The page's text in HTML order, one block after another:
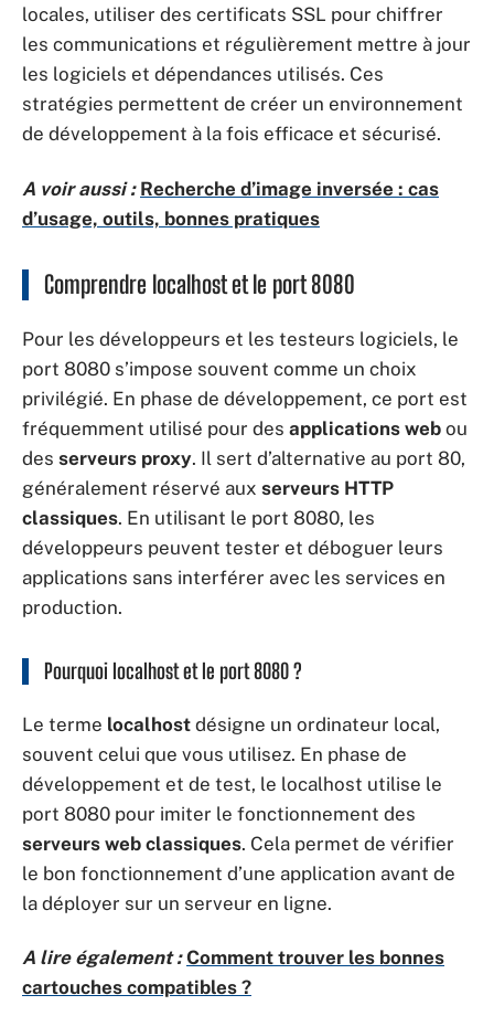
locales, utiliser des certificats SSL pour chiffrer
les communications et régulièrement mettre à jour
les logiciels et dépendances utilisés. Ces
stratégies permettent de créer un environnement
de développement à la fois efficace et sécurisé.
A voir aussi : Recherche d’image inversée : cas
d’usage, outils, bonnes pratiques
Comprendre localhost et le port 8080
Pour les développeurs et les testeurs logiciels, le
port 8080 s’impose souvent comme un choix
privilégié. En phase de développement, ce port est
fréquemment utilisé pour des applications web ou
des serveurs proxy. Il sert d’alternative au port 80,
généralement réservé aux serveurs HTTP
classiques. En utilisant le port 8080, les
développeurs peuvent tester et déboguer leurs
applications sans interférer avec les services en
production.
Pourquoi localhost et le port 8080 ?
Le terme localhost désigne un ordinateur local,
souvent celui que vous utilisez. En phase de
développement et de test, le localhost utilise le
port 8080 pour imiter le fonctionnement des
serveurs web classiques. Cela permet de vérifier
le bon fonctionnement d’une application avant de
la déployer sur un serveur en ligne.
A lire également : Comment trouver les bonnes
cartouches compatibles ?